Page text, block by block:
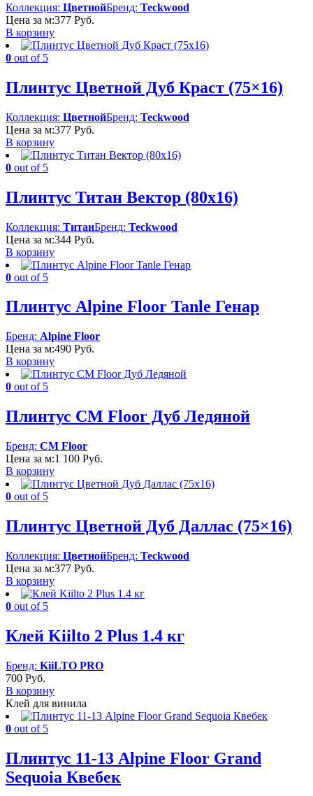
Коллекция: ЦветнойБренд: Teckwood
Цена за м:377 Руб.
В корзину
0 out of 5
Плинтус Цветной Дуб Краст (75×16)
Коллекция: ЦветнойБренд: Teckwood
Цена за м:377 Руб.
В корзину
0 out of 5
Плинтус Титан Вектор (80х16)
Коллекция: ТитанБренд: Teckwood
Цена за м:344 Руб.
В корзину
0 out of 5
Плинтус Alpine Floor Tanle Генар
Бренд: Alpine Floor
Цена за м:490 Руб.
В корзину
0 out of 5
Плинтус CM Floor Дуб Ледяной
Бренд: CM Floor
Цена за м:1 100 Руб.
В корзину
0 out of 5
Плинтус Цветной Дуб Даллас (75×16)
Коллекция: ЦветнойБренд: Teckwood
Цена за м:377 Руб.
В корзину
0 out of 5
Клей Kiilto 2 Plus 1.4 кг
Бренд: KiiLTO PRO
700 Руб.
В корзину
Клей для винила
0 out of 5
Плинтус 11-13 Alpine Floor Grand
Sequoia Квебек